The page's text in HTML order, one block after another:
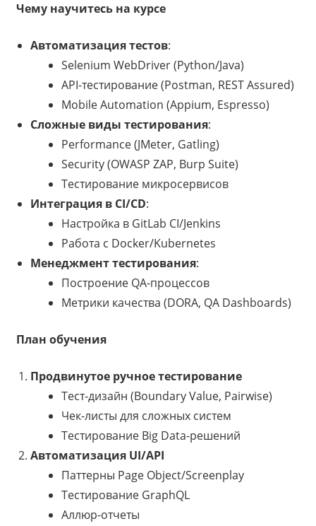
Чему научитесь на курсе
Автоматизация тестов:
Selenium WebDriver (Python/Java)
API-тестирование (Postman, REST Assured)
Mobile Automation (Appium, Espresso)
Сложные виды тестирования:
Performance (JMeter, Gatling)
Security (OWASP ZAP, Burp Suite)
Тестирование микросервисов
Интеграция в CI/CD:
Настройка в GitLab CI/Jenkins
Работа с Docker/Kubernetes
Менеджмент тестирования:
Построение QA-процессов
Метрики качества (DORA, QA Dashboards)
План обучения
Продвинутое ручное тестирование
Тест-дизайн (Boundary Value, Pairwise)
Чек-листы для сложных систем
Тестирование Big Data-решений
Автоматизация UI/API
Паттерны Page Object/Screenplay
Тестирование GraphQL
Аллюр-отчеты